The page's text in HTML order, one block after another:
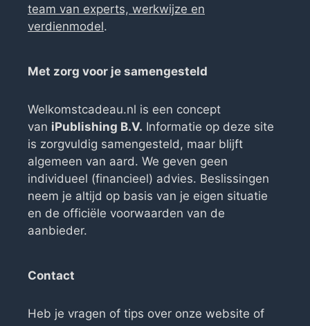
team van experts, werkwijze en
verdienmodel.
Met zorg voor je samengesteld
Welkomstcadeau.nl is een concept
van iPublishing B.V. Informatie op deze site
is zorgvuldig samengesteld, maar blijft
algemeen van aard. We geven geen
individueel (financieel) advies. Beslissingen
neem je altijd op basis van je eigen situatie
en de officiële voorwaarden van de
aanbieder.
Contact
Heb je vragen of tips over onze website of